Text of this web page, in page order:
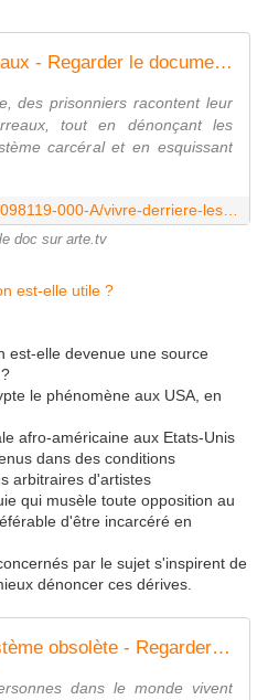
Vivre derrière les barreaux - Regarder le documentaire complet | ARTE
des prisonniers racontent leur
tout en dénonçant les
carcéral et en esquissant
doc sur arte.tv
est-elle devenue une source
le phénomène aux USA, en
afro-américaine aux Etats-Unis
dans des conditions
arbitraires d'artistes
qui musèle toute opposition au
d'être incarcéré en
par le sujet s'inspirent de
dénoncer ces dérives.
Tracks - Prison, un système obsolète - Regarder l'émission complète | ARTE
dans le monde vivent